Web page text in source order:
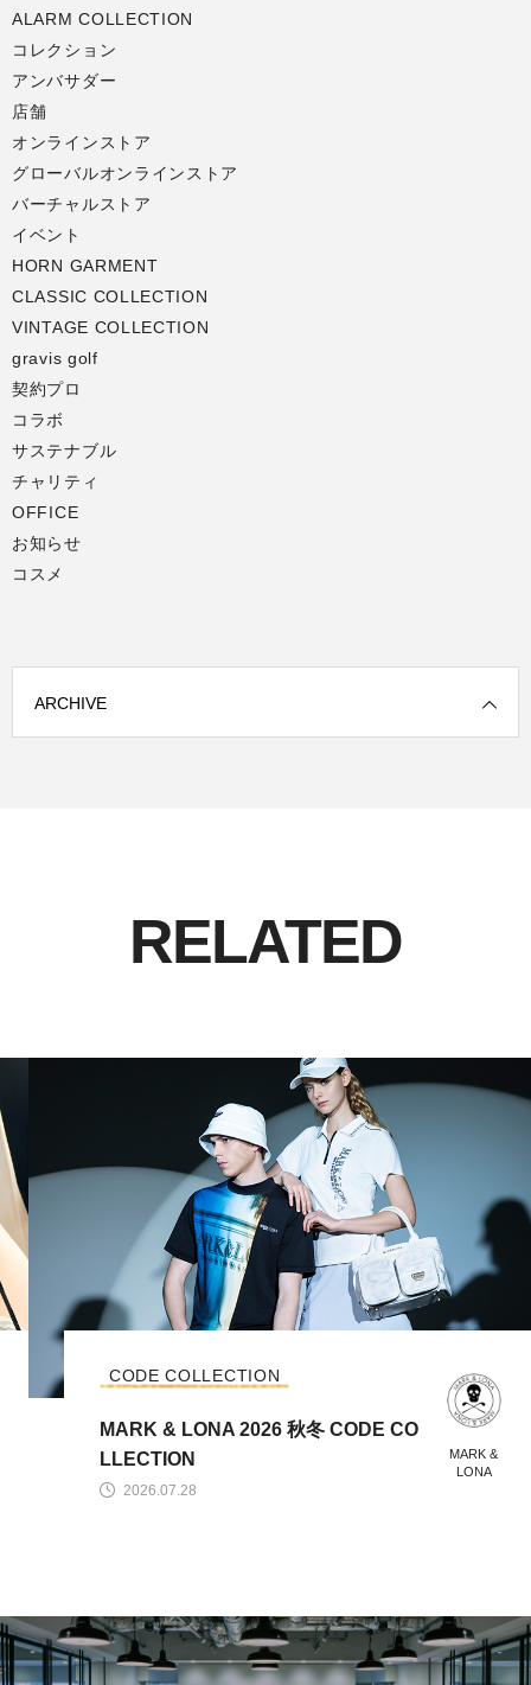
ALARM COLLECTION
コレクション
アンバサダー
店舗
オンラインストア
グローバルオンラインストア
バーチャルストア
イベント
HORN GARMENT
CLASSIC COLLECTION
VINTAGE COLLECTION
gravis golf
契約プロ
コラボ
サステナブル
チャリティ
OFFICE
お知らせ
コスメ
ARCHIVE
RELATED
MARK &
LONA
2026.07.28
CODE COLLECTION
MARK & LONA 2026 秋冬 CODE CO
LLECTION